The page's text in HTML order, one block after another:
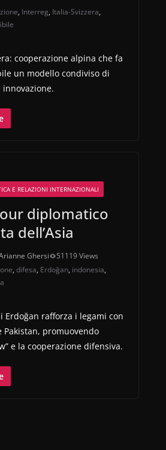
, Interreg, Italia-Svizzera,
cooperazione alpina che fa
un modello condiviso di
E RELAZIONI INTERNAZIONALI
diplomatico
dell’Asia
Ghersi
51119 Views
, difesa, Erdoğan, indonesia,
rafforza i legami con
Pakistan, promuovendo
e la cooperazione difensiva.